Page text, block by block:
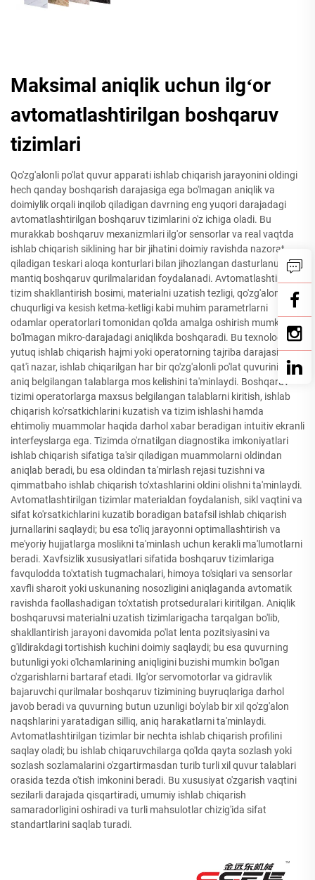
Maksimal aniqlik uchun ilgʻor
avtomatlashtirilgan boshqaruv
tizimlari
Qo'zg'alonli po'lat quvur apparati ishlab chiqarish jarayonini oldingi
hech qanday boshqarish darajasiga ega bo'lmagan aniqlik va
doimiylik orqali inqilob qiladigan davrning eng yuqori darajadagi
avtomatlashtirilgan boshqaruv tizimlarini o'z ichiga oladi. Bu
murakkab boshqaruv mexanizmlari ilg'or sensorlar va real vaqtda
ishlab chiqarish siklining har bir jihatini doimiy ravishda nazorat
qiladigan teskari aloqa konturlari bilan jihozlangan dasturlanuvchi
mantiq boshqaruv qurilmalaridan foydalanadi. Avtomatlashtirilgan
tizim shakllantirish bosimi, materialni uzatish tezligi, qo'zg'alon
chuqurligi va kesish ketma-ketligi kabi muhim parametrlarni
odamlar operatorlari tomonidan qo'lda amalga oshirish mumkin
bo'lmagan mikro-darajadagi aniqlikda boshqaradi. Bu texnologik
yutuq ishlab chiqarish hajmi yoki operatorning tajriba darajasidan
qat'i nazar, ishlab chiqarilgan har bir qo'zg'alonli po'lat quvurining
aniq belgilangan talablarga mos kelishini ta'minlaydi. Boshqaruv
tizimi operatorlarga maxsus belgilangan talablarni kiritish, ishlab
chiqarish ko'rsatkichlarini kuzatish va tizim ishlashi hamda
ehtimoliy muammolar haqida darhol xabar beradigan intuitiv ekranli
interfeyslarga ega. Tizimda o'rnatilgan diagnostika imkoniyatlari
ishlab chiqarish sifatiga ta'sir qiladigan muammolarni oldindan
aniqlab beradi, bu esa oldindan ta'mirlash rejasi tuzishni va
qimmatbaho ishlab chiqarish to'xtashlarini oldini olishni ta'minlaydi.
Avtomatlashtirilgan tizimlar materialdan foydalanish, sikl vaqtini va
sifat ko'rsatkichlarini kuzatib boradigan batafsil ishlab chiqarish
jurnallarini saqlaydi; bu esa to'liq jarayonni optimallashtirish va
me'yoriy hujjatlarga moslikni ta'minlash uchun kerakli ma'lumotlarni
beradi. Xavfsizlik xususiyatlari sifatida boshqaruv tizimlariga
favqulodda to'xtatish tugmachalari, himoya to'siqlari va sensorlar
xavfli sharoit yoki uskunaning nosozligini aniqlaganda avtomatik
ravishda faollashadigan to'xtatish protseduralari kiritilgan. Aniqlik
boshqaruvsi materialni uzatish tizimlarigacha tarqalgan bo'lib,
shakllantirish jarayoni davomida po'lat lenta pozitsiyasini va
g'ildirakdagi tortishish kuchini doimiy saqlaydi; bu esa quvurning
butunligi yoki o'lchamlarining aniqligini buzishi mumkin bo'lgan
o'zgarishlarni bartaraf etadi. Ilg'or servomotorlar va gidravlik
bajaruvchi qurilmalar boshqaruv tizimining buyruqlariga darhol
javob beradi va quvurning butun uzunligi bo'ylab bir xil qo'zg'alon
naqshlarini yaratadigan silliq, aniq harakatlarni ta'minlaydi.
Avtomatlashtirilgan tizimlar bir nechta ishlab chiqarish profilini
saqlay oladi; bu ishlab chiqaruvchilarga qo'lda qayta sozlash yoki
sozlash sozlamalarini o'zgartirmasdan turib turli xil quvur talablari
orasida tezda o'tish imkonini beradi. Bu xususiyat o'zgarish vaqtini
sezilarli darajada qisqartiradi, umumiy ishlab chiqarish
samaradorligini oshiradi va turli mahsulotlar chizig'ida sifat
standartlarini saqlab turadi.